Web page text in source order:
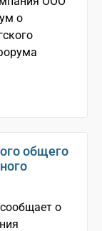
о
общего
о